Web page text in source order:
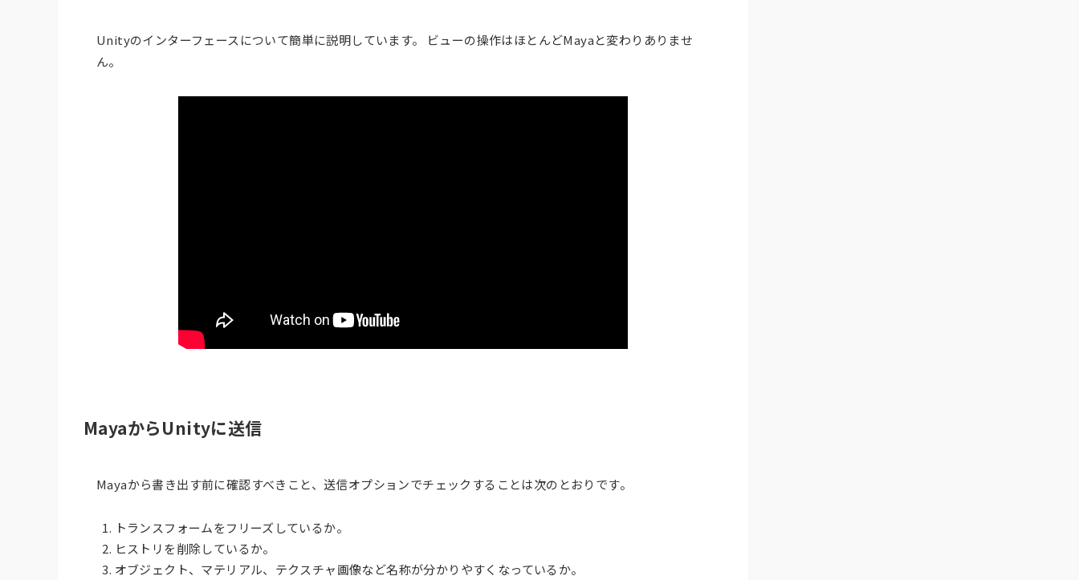
Unityのインターフェースについて簡単に説明しています。 ビューの操作はほとんどMayaと変わりありませ
ん。
MayaからUnityに送信
Mayaから書き出す前に確認すべきこと、送信オプションでチェックすることは次のとおりです。
トランスフォームをフリーズしているか。
ヒストリを削除しているか。
オブジェクト、マテリアル、テクスチャ画像など名称が分かりやすくなっているか。